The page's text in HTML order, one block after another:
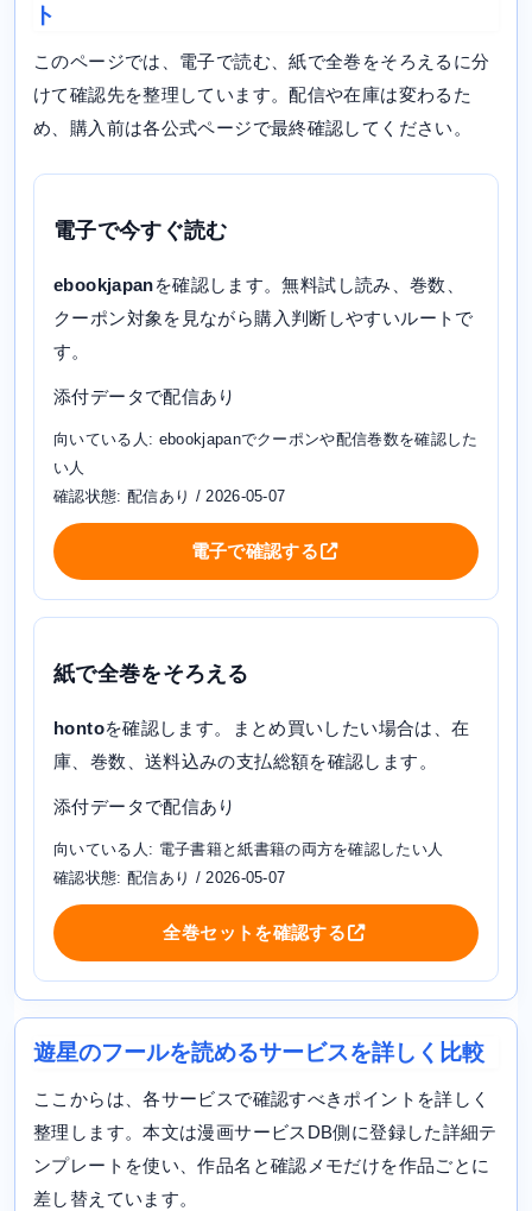
ト
このページでは、電子で読む、紙で全巻をそろえるに分
けて確認先を整理しています。配信や在庫は変わるた
め、購入前は各公式ページで最終確認してください。
電子で今すぐ読む
ebookjapanを確認します。無料試し読み、巻数、
クーポン対象を見ながら購入判断しやすいルートで
す。
添付データで配信あり
向いている人: ebookjapanでクーポンや配信巻数を確認した
い人
確認状態: 配信あり / 2026-05-07
電子で確認する
紙で全巻をそろえる
hontoを確認します。まとめ買いしたい場合は、在
庫、巻数、送料込みの支払総額を確認します。
添付データで配信あり
向いている人: 電子書籍と紙書籍の両方を確認したい人
確認状態: 配信あり / 2026-05-07
全巻セットを確認する
遊星のフールを読めるサービスを詳しく比較
ここからは、各サービスで確認すべきポイントを詳しく
整理します。本文は漫画サービスDB側に登録した詳細テ
ンプレートを使い、作品名と確認メモだけを作品ごとに
差し替えています。